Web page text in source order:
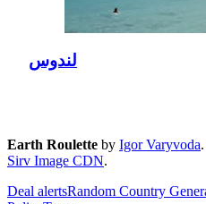
لندوس
Earth Roulette by Igor Varyvoda.
Sirv Image CDN.
Deal alertsRandom Country